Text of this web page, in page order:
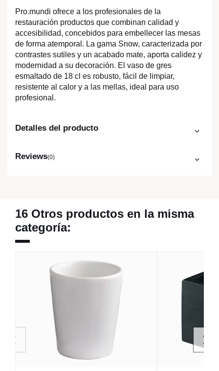
Pro.mundi ofrece a los profesionales de la
restauración productos que combinan calidad y
accesibilidad, concebidos para embellecer las mesas
de forma atemporal. La gama Snow, caracterizada por
contrastes sutiles y un acabado mate, aporta calidez y
modernidad a su decoración. El vaso de gres
esmaltado de 18 cl es robusto, fácil de limpiar,
resistente al calor y a las mellas, ideal para uso
profesional.
Detalles del producto
Reviews(0)
16 Otros productos en la misma
categoría: